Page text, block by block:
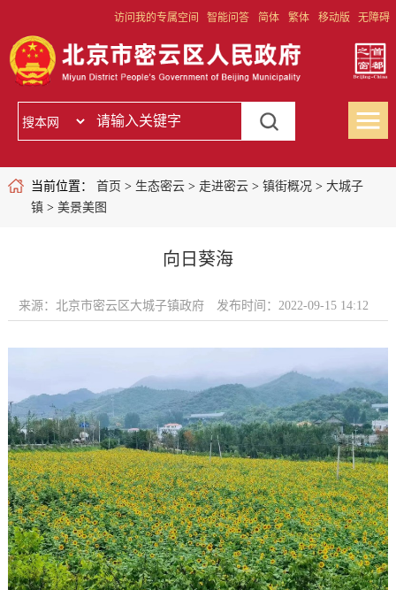
访问我的专属空间 智能问答 简体 繁体 移动版 无障碍
当前位置： 首页 > 生态密云> 走进密云> 镇街概况 > 大城子
镇> 美景美图
向日葵海
来源：北京市密云区大城子镇政府 发布时间：2022-09-15 14:12